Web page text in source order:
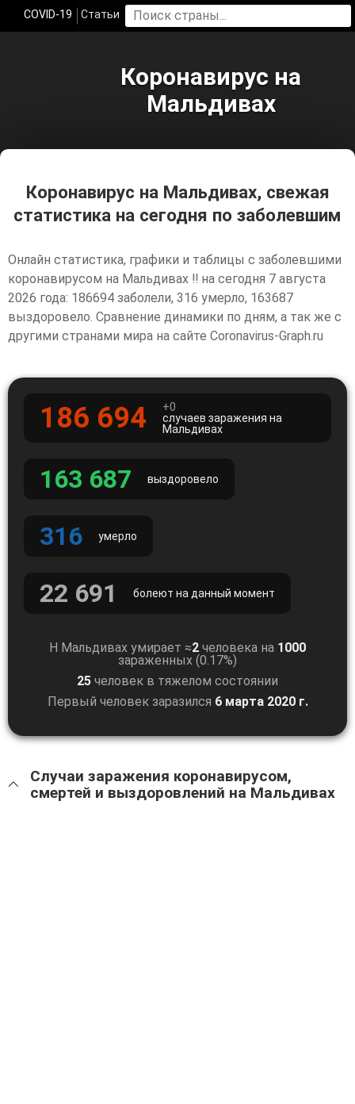
COVID-19 Статьи
Коронавирус на
Мальдивах
Коронавирус на Мальдивах, свежая
статистика на сегодня по заболевшим
Онлайн статистика, графики и таблицы с заболевшими
коронавирусом на Мальдивах ‼️ на сегодня 7 августа
2026 года: 186694 заболели, 316 умерло, 163687
выздоровело. Сравнение динамики по дням, а так же с
другими странами мира на сайте Coronavirus-Graph.ru
186 694
+0
случаев заражения на
Мальдивах
163 687 выздоровело
316 умерло
22 691 болеют на данный момент
Н Мальдивах умирает ≈2 человека на 1000
зараженных (0.17%)
25 человек в тяжелом состоянии
Первый человек заразился 6 марта 2020 г.
Случаи заражения коронавирусом,
смертей и выздоровлений на Мальдивах